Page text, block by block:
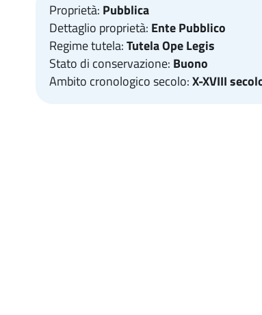
Proprietà: Pubblica
Dettaglio proprietà: Ente Pubblico
Regime tutela:Tutela Ope Legis
Stato di conservazione: Buono
Ambito cronologico secolo:X-XVIII